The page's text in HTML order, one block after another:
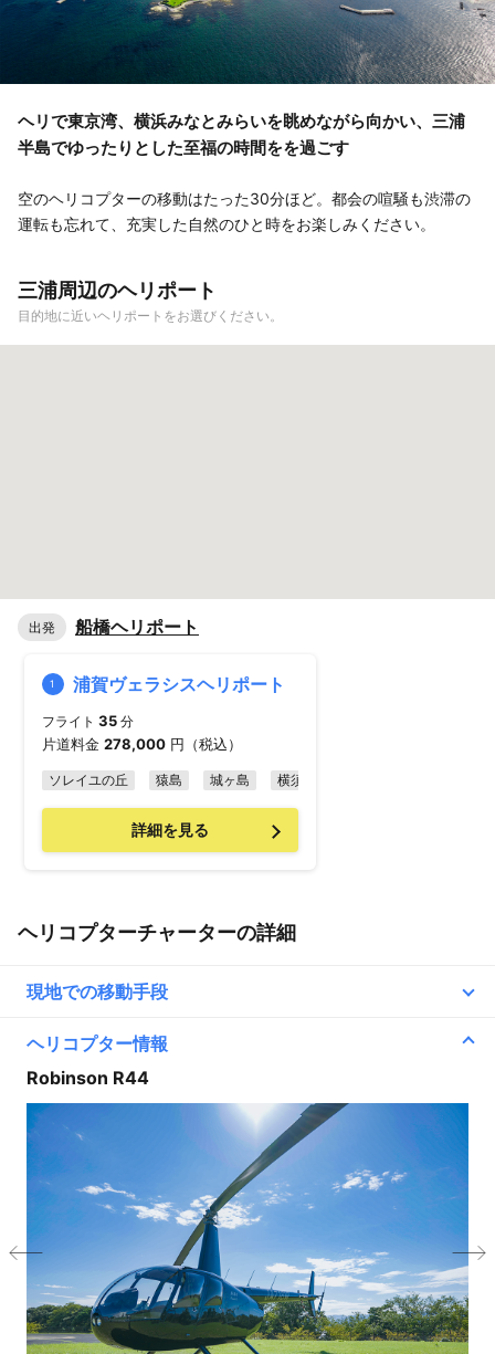
ヘリで東京湾、横浜みなとみらいを眺めながら向かい、三浦
半島でゆったりとした至福の時間をを過ごす
空のヘリコプターの移動はたった30分ほど。都会の喧騒も渋滞の
運転も忘れて、充実した自然のひと時をお楽しみください。
三浦周辺のヘリポート
目的地に近いヘリポートをお選びください。
出発 船橋ヘリポート
1 浦賀ヴェラシスヘリポート
フライト 35 分
片道料金 278,000 円（税込）
ソレイユの丘 猿島 城ヶ島 横須賀美術館
詳細を見る
ヘリコプターチャーターの詳細
現地での移動手段
ヘリコプター情報
Robinson R44